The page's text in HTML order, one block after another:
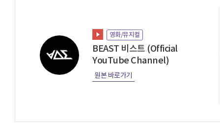
영화/뮤지컬
BEAST 비스트 (Official
YouTube Channel)
원본 바로가기